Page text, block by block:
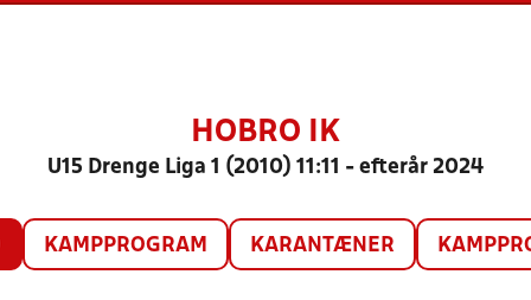
HOBRO IK
U15 Drenge Liga 1 (2010) 11:11 - efterår 2024
KAMPPROGRAM KARANTÆNER